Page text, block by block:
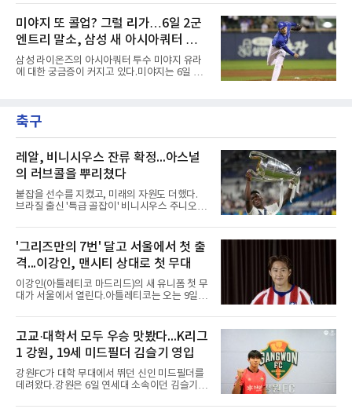
비교하기 어려울 정도로 폭염이 길어지고 강해
지고 있다. 여기에 장마, 이
거액을 벌었던 푸이그가 연방 사건 선고를 앞두
고 파산보호를 신청했다.푸이그는 최근 미국 플
로리다 파산 법원에 챕터11 파산보호 신청을 냈
다. 챕터11은 기업이나 개인이 채권자들과 협의
를 통해 재정 구조를 재편할 수 있도록 돕는 제도
다.미 매체들에 따르면 푸이그의 자산 규모는
1000만~5000만 달러(약 146억~730억 원), 부
산 내역 등 일부 필수 자료가 빠졌다며 서류 미비
를 지적했다.관심이 쏠리는 이
미야지 또 콜업? 그럴 리가…6일 2군
엔트리 말소, 삼성 새 아시아쿼터 찾았
나
삼성 라이온즈의 아시아쿼터 투수 미야지 유라
에 대한 궁금증이 커지고 있다.미야지는 6일 퓨
현재 미야지의 상황을 고려하면 단순한 1군 콜
업 준비로 보기에는 무리가 있어보인다.미야지
무대에서는 제구 불안이 반복됐다. 빠른 공이라
는 확실한 장점을 갖고 있음에도 볼넷과 사구가
이어지면서 안정감을 보여주지 못했다.삼성으로
서는 고민이 깊어질 수밖에 없다.아시아쿼터 시
장 특성상 교체가 쉽지는 않지만, 시즌 후반 순
위 경쟁을 생각하면 불안한
축구
레알, 비니시우스 잔류 확정...아스널
의 러브콜을 뿌리쳤다
붙잡을 선수를 지켰고, 미래의 자원도 더했다.
브라질 출신 '특급 골잡이' 비니시우스 주니오르
이어간다.스페인 프로축구 프리메라리가 '거함'
레알 마드리드는 7일(한국시간) 비니시우스와
2032년 6월 30일까지 유효한 6년 연장 계약에
합의했다고 공식 발표했다. 비니시우스는 재계
약 확정 후 사회관계망서비스(SNS)에 베르나베
우에서의 8년은 너무 짧다며, 앞으로 6년, 그리
고 영원히 함께하겠다고 애정을 드러냈다.성사
관심을 받았는데, 18개월간 이어진 재계약 협상
이 한때 교착됐기 때문이다. 그러
'그리즈만의 7번' 달고 서울에서 첫 출
격...이강인, 맨시티 상대로 첫 무대
이강인(아틀레티코 마드리드)의 새 유니폼 첫 무
대가 서울에서 열린다.아틀레티코는 오는 9일
와 2026 쿠팡플레이 시리즈 친선 경기를 치른다.
구단 소집 명단에 이강인이 포함되면서 변수가
없는 한 그의 첫 출격은 서울이 된다.등번호부터
무게가 실렸다. 이강인은 첫 경기부터 7번을 단
다. 2010년대 팀의 전성기를 이끈 앙투안 그리즈
만이 달았던 번호다.합류 과정은 순탄치 않았다.
스페인으로 건너가려던 그는 병역 특례 행정 절
고교·대학서 모두 우승 맛봤다...K리그
1 강원, 19세 미드필더 김슬기 영입
강원FC가 대학 무대에서 뛰던 신인 미드필더를
데려왔다.강원은 6일 연세대 소속이던 김슬기
조건을 갖췄다.이력은 우승으로 채워져 있다. 수